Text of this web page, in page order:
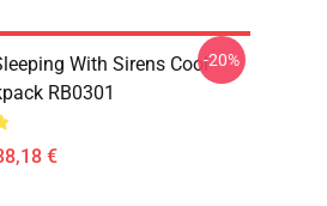
With Sirens Cool
RB0301
€
-20%